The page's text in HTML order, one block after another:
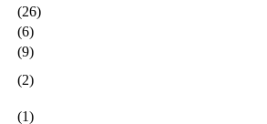
(26)
(6)
(9)
(2)
(1)